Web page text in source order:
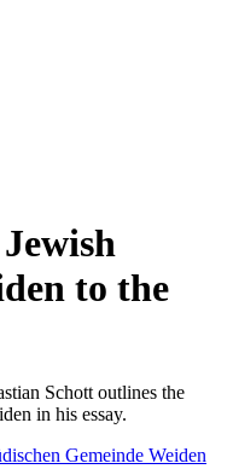
to the
Schott outlines the
in his essay.
Gemeinde Weiden